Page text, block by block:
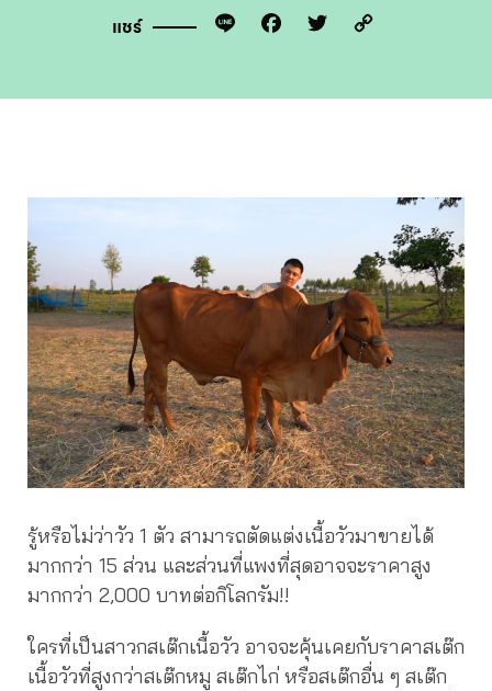
แชร์ Line Facebook
Twitter
รู้หรือไม่ว่าวัว 1 ตัว สามารถตัดแต่งเนื้อวัวมาขายได้
มากกว่า 15 ส่วน และส่วนที่แพงที่สุดอาจจะราคาสูง
มากกว่า 2,000 บาทต่อกิโลกรัม!!
ใครที่เป็นสาวกสเต๊กเนื้อวัว อาจจะคุ้นเคยกับราคาสเต๊ก
เนื้อวัวที่สูงกว่าสเต๊กหมู สเต๊กไก่ หรือสเต๊กอื่น ๆ สเต๊ก